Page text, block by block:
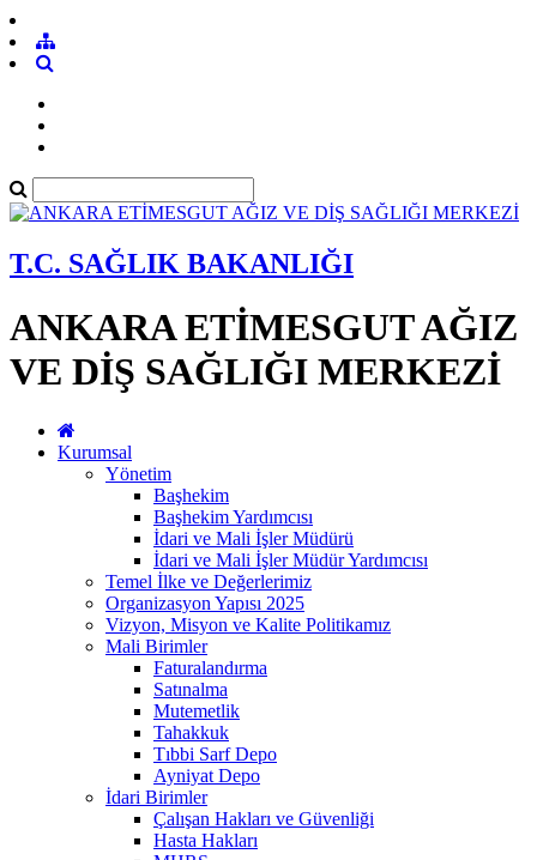
T.C. SAĞLIK BAKANLIĞI
ANKARA ETİMESGUT AĞIZ
VE DİŞ SAĞLIĞI MERKEZİ
Kurumsal
Yönetim
Başhekim
Başhekim Yardımcısı
İdari ve Mali İşler Müdürü
İdari ve Mali İşler Müdür Yardımcısı
Temel İlke ve Değerlerimiz
Organizasyon Yapısı 2025
Vizyon, Misyon ve Kalite Politikamız
Mali Birimler
Faturalandırma
Satınalma
Mutemetlik
Tahakkuk
Tıbbi Sarf Depo
Ayniyat Depo
İdari Birimler
Çalışan Hakları ve Güvenliği
Hasta Hakları